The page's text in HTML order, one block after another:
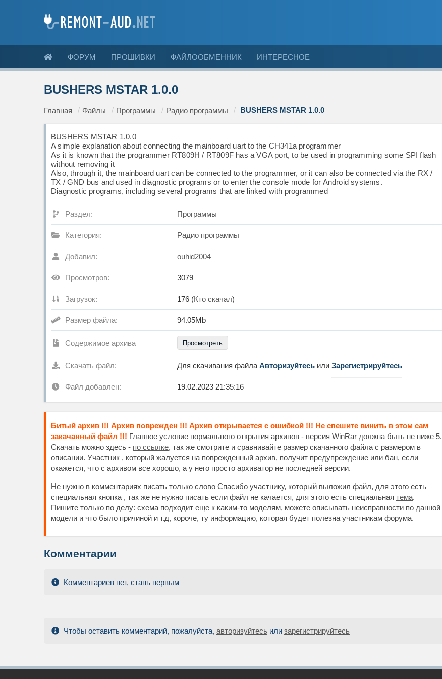
ФОРУМ ПРОШИВКИ ФАЙЛООБМЕННИК ИНТЕРЕСНОЕ
BUSHERS MSTAR 1.0.0
Главная Файлы Программы Радио программы BUSHERS MSTAR 1.0.0
BUSHERS MSTAR 1.0.0
A simple explanation about connecting the mainboard uart to the CH341a programmer
As it is known that the programmer RT809H / RT809F has a VGA port, to be used in programming some SPI flash
without removing it
Also, through it, the mainboard uart can be connected to the programmer, or it can also be connected via the RX /
TX / GND bus and used in diagnostic programs or to enter the console mode for Android systems.
Diagnostic programs, including several programs that are linked with programmed
Раздел: Программы
Категория: Радио программы
Добавил: ouhid2004
Просмотров: 3079
Загрузок: 176 (Кто скачал)
Размер файла: 94.05Mb
Содержимое архива Просмотреть
Скачать файл: Для скачивания файла Авторизуйтесь или Зарегистрируйтесь
Файл добавлен: 19.02.2023 21:35:16
Битый архив !!! Архив поврежден !!! Архив открывается с ошибкой !!! Не спешите винить в этом сам
закачанный файл !!! Главное условие нормального открытия архивов - версия WinRar должна быть не ниже 5.
Скачать можно здесь - по ссылке, так же смотрите и сравнивайте размер скачанного файла с размером в
описании. Участник , который жалуется на поврежденный архив, получит предупреждение или бан, если
окажется, что с архивом все хорошо, а у него просто архиватор не последней версии.
Не нужно в комментариях писать только слово Спасибо участнику, который выложил файл, для этого есть
специальная кнопка , так же не нужно писать если файл не качается, для этого есть специальная тема.
Пишите только по делу: схема подходит еще к каким-то моделям, можете описывать неисправности по данной
модели и что было причиной и т.д, короче, ту информацию, которая будет полезна участникам форума.
Комментарии
Комментариев нет, стань первым
Чтобы оставить комментарий, пожалуйста, авторизуйтесь или зарегистрируйтесь